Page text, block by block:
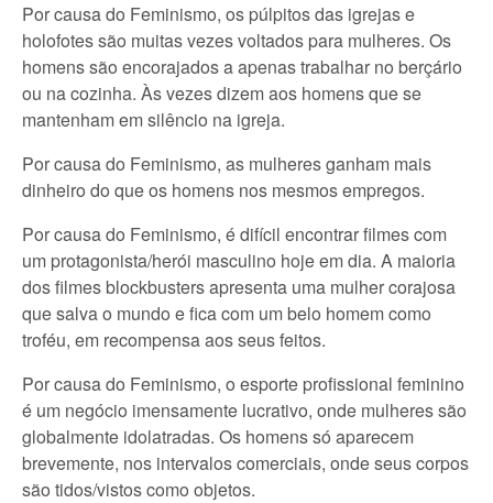
Por causa do Feminismo, os púlpitos das igrejas e
holofotes são muitas vezes voltados para mulheres. Os
homens são encorajados a apenas trabalhar no berçário
ou na cozinha. Às vezes dizem aos homens que se
mantenham em silêncio na igreja.
Por causa do Feminismo, as mulheres ganham mais
dinheiro do que os homens nos mesmos empregos.
Por causa do Feminismo, é difícil encontrar filmes com
um protagonista/herói masculino hoje em dia. A maioria
dos filmes blockbusters apresenta uma mulher corajosa
que salva o mundo e fica com um belo homem como
troféu, em recompensa aos seus feitos.
Por causa do Feminismo, o esporte profissional feminino
é um negócio imensamente lucrativo, onde mulheres são
globalmente idolatradas. Os homens só aparecem
brevemente, nos intervalos comerciais, onde seus corpos
são tidos/vistos como objetos.